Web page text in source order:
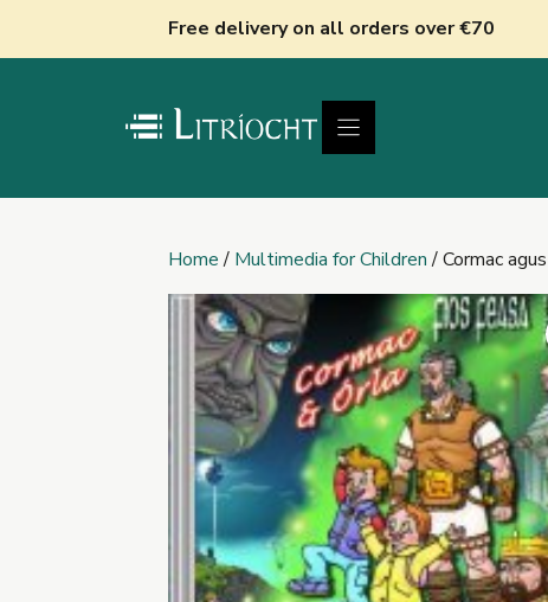
Free delivery on all orders over €70
Home/ Multimedia for Children/ Cormac